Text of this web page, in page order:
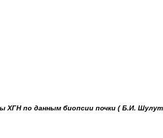
ХГН по данным биопсии почки ( Б.И.